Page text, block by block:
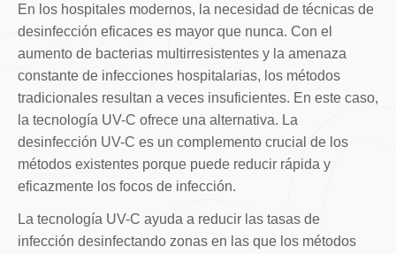
En los hospitales modernos, la necesidad de técnicas de
desinfección eficaces es mayor que nunca. Con el
aumento de bacterias multirresistentes y la amenaza
constante de infecciones hospitalarias, los métodos
tradicionales resultan a veces insuficientes. En este caso,
la tecnología UV-C ofrece una alternativa. La
desinfección UV-C es un complemento crucial de los
métodos existentes porque puede reducir rápida y
eficazmente los focos de infección.
La tecnología UV-C ayuda a reducir las tasas de
infección desinfectando zonas en las que los métodos